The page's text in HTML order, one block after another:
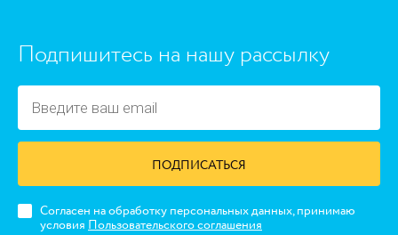
Подпишитесь на нашу рассылку
ПОДПИСАТЬСЯ
Согласен на обработку персональных данных, принимаю
условия Пользовательского соглашения